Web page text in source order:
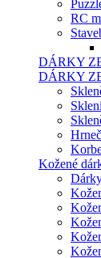
RC
DÁRKY
DÁRKY
Kožené